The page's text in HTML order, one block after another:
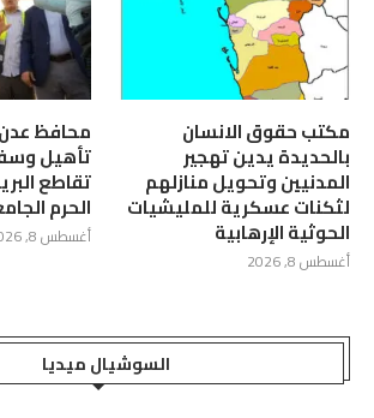
مكتب حقوق الانسان
بالحديدة يدين تهجير
المدنيين وتحويل منازلهم
لثكنات عسكرية للمليشيات
الحوثية الإرهابية
أغسطس 8, 2026
محافظ
تأهيل
تقاطع
الحرم
أغسطس 8, 2026
السوشيال ميديا